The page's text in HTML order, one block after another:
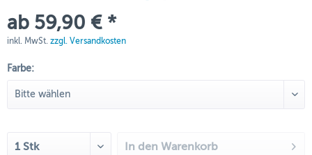
ab 59,90 € *
inkl. MwSt. zzgl. Versandkosten
Farbe:
In den Warenkorb